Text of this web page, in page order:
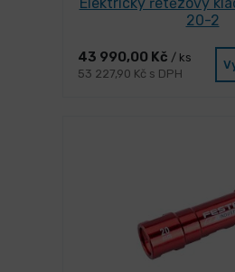
20-2
43 990,00 Kč / ks
53 227,90 Kč s DPH